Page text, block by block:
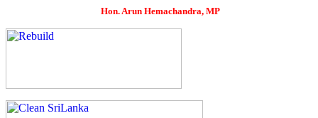
Hon. Arun Hemachandra, MP